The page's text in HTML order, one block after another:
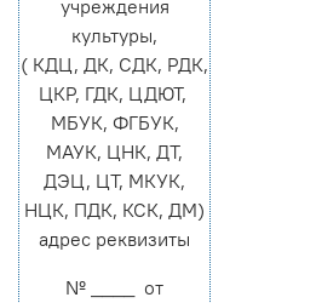
учреждения
культуры,
( КДЦ, ДК, СДК, РДК,
ЦКР, ГДК, ЦДЮТ,
МБУК, ФГБУК,
МАУК, ЦНК, ДТ,
ДЭЦ, ЦТ, МКУК,
НЦК, ПДК, КСК, ДМ)
адрес реквизиты
№ ____ от